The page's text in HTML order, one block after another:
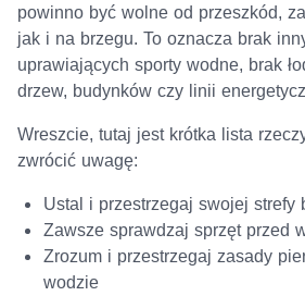
powinno być wolne od przeszkód,
jak i na brzegu. To oznacza brak
uprawiających sporty wodne, brak
drzew, budynków czy linii
Wreszcie, tutaj jest krótka lista
zwrócić uwagę:
Ustal i przestrzegaj swojej strefy
Zawsze sprawdzaj sprzęt przed
Zrozum i przestrzegaj zasady
wodzie